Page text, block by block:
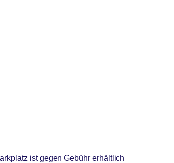
ist gegen Gebühr erhältlich